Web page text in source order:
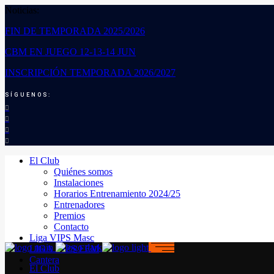
Noticias:
FIN DE TEMPORADA 2025/2026
CBM EN JUEGO 12-13-14 JUN
INSCRIPCIÓN TEMPORADA 2026/2027
SÍGUENOS:
El Club
Quiénes somos
Instalaciones
Horarios Entrenamiento 2024/25
Entrenadores
Premios
Contacto
Liga VIPS Masc
LIGA VIPS FEM
Cantera
El Club